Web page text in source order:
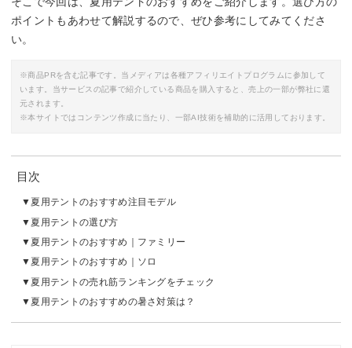
ポイントもあわせて解説するので、ぜひ参考にしてみてくださ
い。
※商品PRを含む記事です。当メディアは各種アフィリエイトプログラムに参加して
います。当サービスの記事で紹介している商品を購入すると、売上の一部が弊社に還
元されます。
※本サイトではコンテンツ作成に当たり、一部AI技術を補助的に活用しております。
目次
夏用テントのおすすめ注目モデル
夏用テントの選び方
夏用テントのおすすめ｜ファミリー
夏用テントのおすすめ｜ソロ
夏用テントの売れ筋ランキングをチェック
夏用テントのおすすめの暑さ対策は？